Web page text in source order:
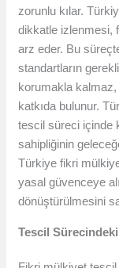
zorunlu kılar.
dikkatle izlenmesi,
arz eder. Bu
standartların
korumakla
katkıda bulunur.
tescil süreci içinde
sahipliğinin
Türkiye fikri
yasal güvenceye
dönüştürülmesini
Tescil Sürecindeki